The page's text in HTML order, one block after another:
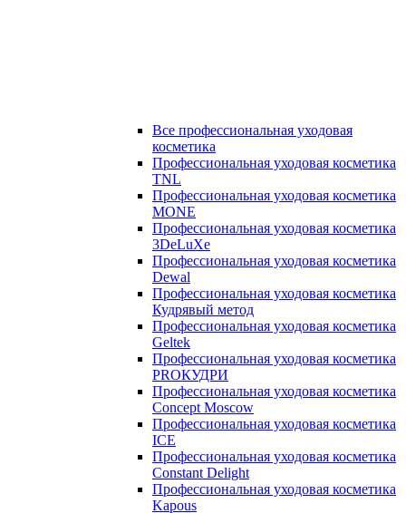
Все профессиональная уходовая
косметика
Профессиональная уходовая косметика
TNL
Профессиональная уходовая косметика
MONE
Профессиональная уходовая косметика
3DeLuXe
Профессиональная уходовая косметика
Dewal
Профессиональная уходовая косметика
Кудрявый метод
Профессиональная уходовая косметика
Geltek
Профессиональная уходовая косметика
PROКУДРИ
Профессиональная уходовая косметика
Concept Moscow
Профессиональная уходовая косметика
ICE
Профессиональная уходовая косметика
Constant Delight
Профессиональная уходовая косметика
Kapous